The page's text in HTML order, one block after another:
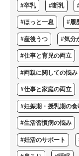
#卒乳 #断乳
#ほっと一息 #履
#産後うつ #気分
#仕事と育児の両立
#両親に関しての悩み
#仕事と家庭の両立
#妊娠期・授乳期の食
#生活習慣病の悩み
#妊活のサポート